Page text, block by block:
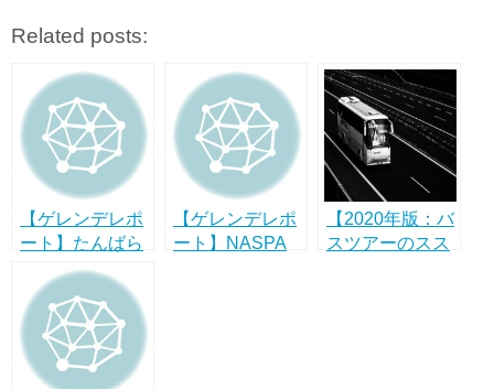
e
tt
er
c
b
o
k
y
Li
n
k
Related posts:
【ゲレンデレポ
ート】たんばら
スキーパークは
渋滞なし・緩斜
面多めのお手軽
ファミリーゲレ
ンデ！
【ゲレンデレポ
ート】NASPA
【2020年版：バ
スツアーのスス